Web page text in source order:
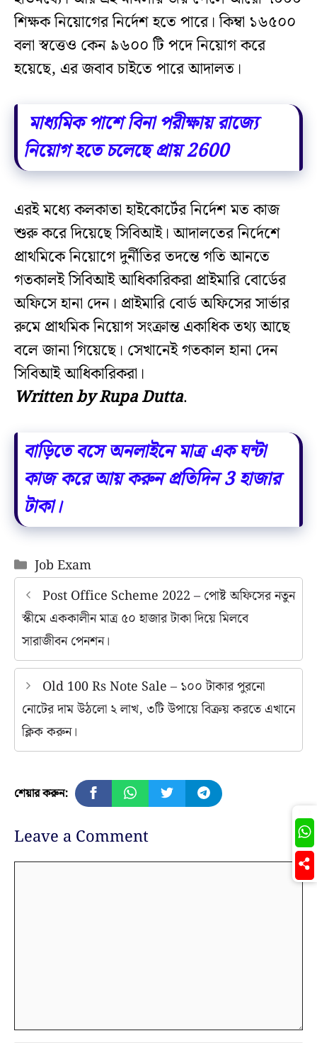
শিক্ষক নিয়োগের নির্দেশ হতে পারে। কিম্বা ১৬৫০০
বলা স্বত্তেও কেন ৯৬০০ টি পদে নিয়োগ করে
হয়েছে, এর জবাব চাইতে পারে আদালত।
মাধ্যমিক পাশে বিনা পরীক্ষায় রাজ্যে
নিয়োগ হতে চলেছে প্রায় 2600
এরই মধ্যে কলকাতা হাইকোর্টের নির্দেশ মত কাজ
শুরু করে দিয়েছে সিবিআই। আদালতের নির্দেশে
প্রাথমিকে নিয়োগে দুর্নীতির তদন্তে গতি আনতে
গতকালই সিবিআই আধিকারিকরা প্রাইমারি বোর্ডের
অফিসে হানা দেন। প্রাইমারি বোর্ড অফিসের সার্ভার
রুমে প্রাথমিক নিয়োগ সংক্রান্ত একাধিক তথ্য আছে
বলে জানা গিয়েছে। সেখানেই গতকাল হানা দেন
সিবিআই আধিকারিকরা।
Written by Rupa Dutta.
বাড়িতে বসে অনলাইনে মাত্র এক ঘন্টা
কাজ করে আয় করুন প্রতিদিন 3 হাজার
টাকা।
Categories
Job Exam
Post Office Scheme 2022 – পোষ্ট অফিসের নতুন
স্কীমে এককালীন মাত্র ৫০ হাজার টাকা দিয়ে মিলবে
সারাজীবন পেনশন।
Old 100 Rs Note Sale – ১০০ টাকার পুরনো
নোটের দাম উঠলো ২ লাখ, ৩টি উপায়ে বিক্রয় করতে এখানে
ক্লিক করুন।
শেয়ার করুন:
Leave a Comment